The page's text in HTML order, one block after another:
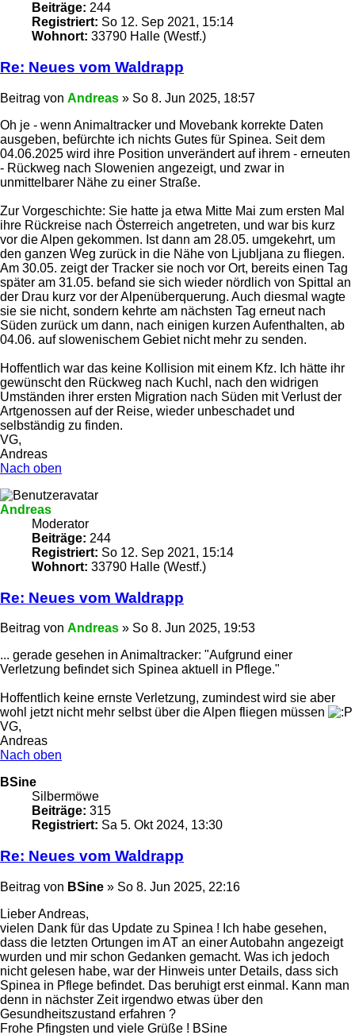
Beiträge: 244
Registriert: So 12. Sep 2021, 15:14
Wohnort: 33790 Halle (Westf.)
Re: Neues vom Waldrapp
Beitrag von Andreas » So 8. Jun 2025, 18:57
Oh je - wenn Animaltracker und Movebank korrekte Daten
ausgeben, befürchte ich nichts Gutes für Spinea. Seit dem
04.06.2025 wird ihre Position unverändert auf ihrem - erneuten
- Rückweg nach Slowenien angezeigt, und zwar in
unmittelbarer Nähe zu einer Straße.
Zur Vorgeschichte: Sie hatte ja etwa Mitte Mai zum ersten Mal
ihre Rückreise nach Österreich angetreten, und war bis kurz
vor die Alpen gekommen. Ist dann am 28.05. umgekehrt, um
den ganzen Weg zurück in die Nähe von Ljubljana zu fliegen.
Am 30.05. zeigt der Tracker sie noch vor Ort, bereits einen Tag
später am 31.05. befand sie sich wieder nördlich von Spittal an
der Drau kurz vor der Alpenüberquerung. Auch diesmal wagte
sie sie nicht, sondern kehrte am nächsten Tag erneut nach
Süden zurück um dann, nach einigen kurzen Aufenthalten, ab
04.06. auf slowenischem Gebiet nicht mehr zu senden.
Hoffentlich war das keine Kollision mit einem Kfz. Ich hätte ihr
gewünscht den Rückweg nach Kuchl, nach den widrigen
Umständen ihrer ersten Migration nach Süden mit Verlust der
Artgenossen auf der Reise, wieder unbeschadet und
selbständig zu finden.
VG,
Andreas
Nach oben
Andreas
Moderator
Beiträge: 244
Registriert: So 12. Sep 2021, 15:14
Wohnort: 33790 Halle (Westf.)
Re: Neues vom Waldrapp
Beitrag von Andreas » So 8. Jun 2025, 19:53
... gerade gesehen in Animaltracker: "Aufgrund einer
Verletzung befindet sich Spinea aktuell in Pflege."
Hoffentlich keine ernste Verletzung, zumindest wird sie aber
wohl jetzt nicht mehr selbst über die Alpen fliegen müssen
VG,
Andreas
Nach oben
BSine
Silbermöwe
Beiträge: 315
Registriert: Sa 5. Okt 2024, 13:30
Re: Neues vom Waldrapp
Beitrag von BSine » So 8. Jun 2025, 22:16
Lieber Andreas,
vielen Dank für das Update zu Spinea ! Ich habe gesehen,
dass die letzten Ortungen im AT an einer Autobahn angezeigt
wurden und mir schon Gedanken gemacht. Was ich jedoch
nicht gelesen habe, war der Hinweis unter Details, dass sich
Spinea in Pflege befindet. Das beruhigt erst einmal. Kann man
denn in nächster Zeit irgendwo etwas über den
Gesundheitszustand erfahren ?
Frohe Pfingsten und viele Grüße ! BSine